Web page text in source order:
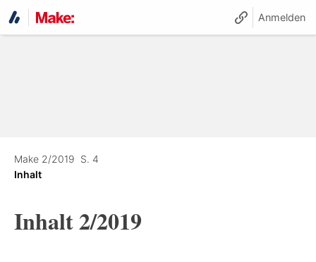
Anmelden
Make 2/2019 S. 4
Inhalt
Inhalt 2/2019